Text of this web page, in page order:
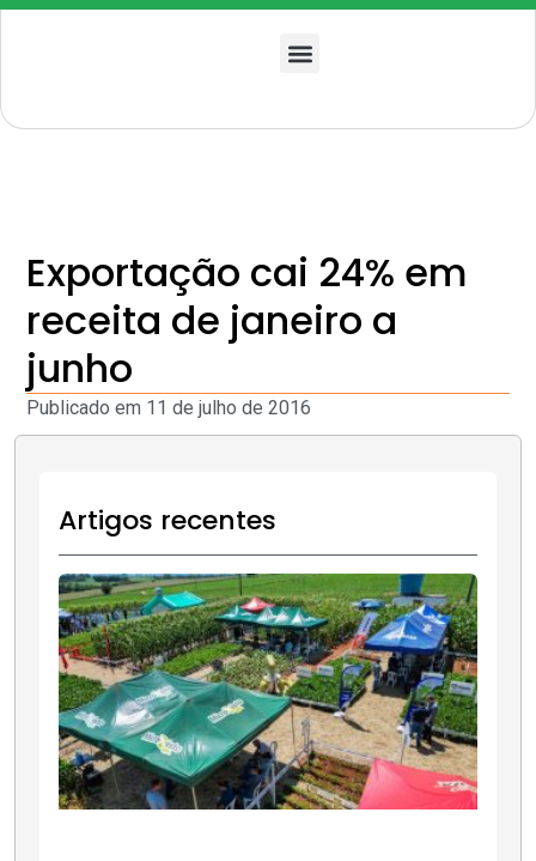
Exportação cai 24% em
receita de janeiro a
junho
Publicado em 11 de julho de 2016
Artigos recentes